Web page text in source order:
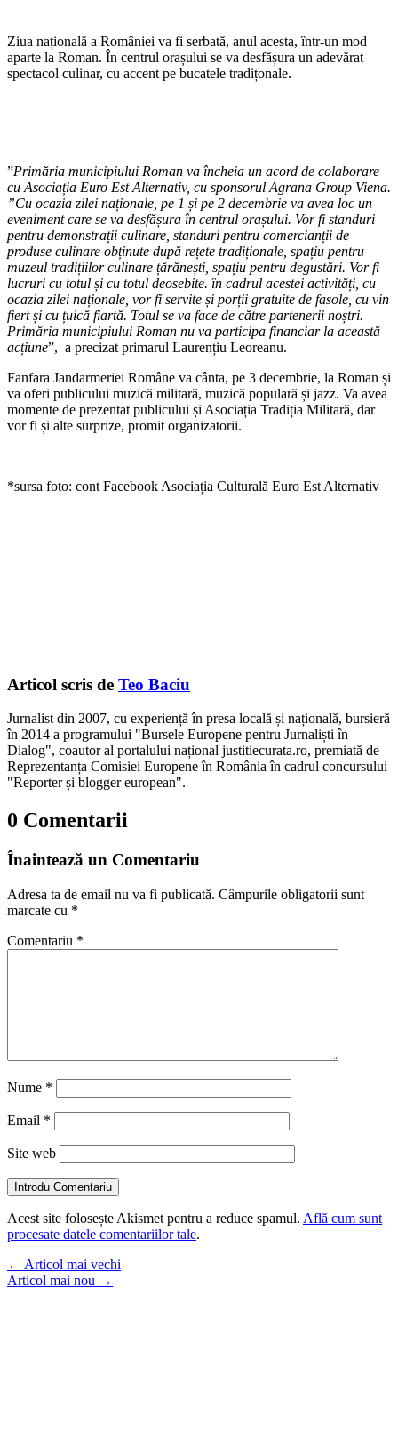
Ziua națională a României va fi serbată, anul acesta, într-un mod
aparte la Roman. În centrul orașului se va desfășura un adevărat
spectacol culinar, cu accent pe bucatele tradițonale.
”Primăria municipiului Roman va încheia un acord de colaborare
cu Asociația Euro Est Alternativ, cu sponsorul Agrana Group Viena.
”Cu ocazia zilei naționale, pe 1 și pe 2 decembrie va avea loc un
eveniment care se va desfășura în centrul orașului. Vor fi standuri
pentru demonstrații culinare, standuri pentru comercianții de
produse culinare obținute după rețete tradiționale, spațiu pentru
muzeul tradițiilor culinare țărănești, spațiu pentru degustări. Vor fi
lucruri cu totul și cu totul deosebite. în cadrul acestei activități, cu
ocazia zilei naționale, vor fi servite și porții gratuite de fasole, cu vin
fiert și cu țuică fiartă. Totul se va face de către partenerii noștri.
Primăria municipiului Roman nu va participa financiar la această
acțiune”, a precizat primarul Laurențiu Leoreanu.
Fanfara Jandarmeriei Române va cânta, pe 3 decembrie, la Roman și
va oferi publicului muzică militară, muzică populară și jazz. Va avea
momente de prezentat publicului și Asociația Tradiția Militară, dar
vor fi și alte surprize, promit organizatorii.
*sursa foto: cont Facebook Asociația Culturală Euro Est Alternativ
Articol scris de Teo Baciu
Jurnalist din 2007, cu experiență în presa locală și națională, bursieră
în 2014 a programului "Bursele Europene pentru Jurnaliști în
Dialog", coautor al portalului național justitiecurata.ro, premiată de
Reprezentanța Comisiei Europene în România în cadrul concursului
"Reporter și blogger european".
0 Comentarii
Înaintează un Comentariu
Adresa ta de email nu va fi publicată. Câmpurile obligatorii sunt
marcate cu *
Comentariu *
Nume *
Email *
Site web
Introdu Comentariu
Acest site folosește Akismet pentru a reduce spamul. Află cum sunt
procesate datele comentariilor tale.
← Articol mai vechi
Articol mai nou →